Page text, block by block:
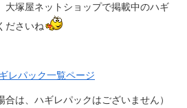
大塚屋ネットショップで掲載中のハギ
ださいね
レパック一覧ページ
合は、ハギレパックはございません）